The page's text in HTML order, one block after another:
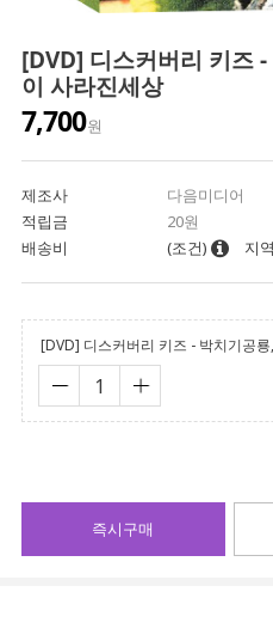
[DVD] 디스커버리 키즈
이 사라진세상
7,700원
제조사
다음미디어
적립금
20원
배송비
(조건) 지
[DVD] 디스커버리 키즈 - 박치기공
즉시구매